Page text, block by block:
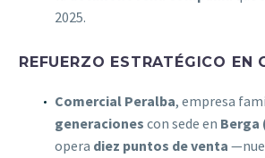
2025.
REFUERZO ESTRATÉGICO EN
Comercial Peralba, empresa
generaciones con sede en Berga
opera diez puntos de venta